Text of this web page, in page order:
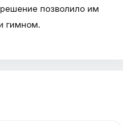
позволило им
гимном.